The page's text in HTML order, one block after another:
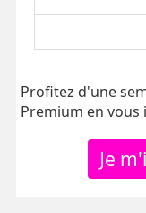
Profitez d'une
Premium en
Je